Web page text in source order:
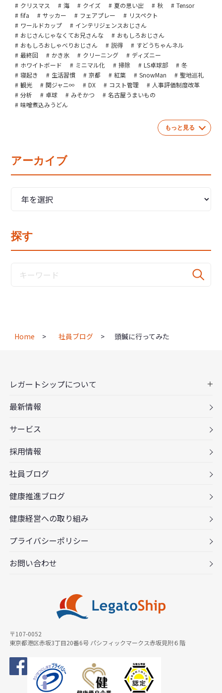
クリスマス
海 クイズ 夏の思い出 秋
Tensor
fifa
サッカー フェアプレー
リスペクト
ワールドカップ
インテリジェンスおじさん
おじさんじゃなくてお兄さんな
おもしろおじさん
おもしろおしゃべりおじさん
説得
すどうちゃんネル
最終回
かき氷 クリーニング
ディズニー
ホワイトボード
ミニマル化 掃除 LS卓球部
冬
寝起き
生活習慣 京都 紅葉 SnowMan
聖地巡礼
観光
関ジャニ∞ DX コスト管理
人事評価制度改革
分析
卓球 みそかつ
名古屋うまいもの
味噌煮込みうどん
もっと見る
アーカイブ
探す
Home 社員ブログ 頭鍼に行ってみた
〒107-0052
東京都港区赤坂3丁目20番6号 パシフィックマークス赤坂見附６階
レガートシップについて
最新情報
サービス
採用情報
社員ブログ
健康推進ブログ
健康経営への取り組み
プライバシーポリシー
お問い合わせ